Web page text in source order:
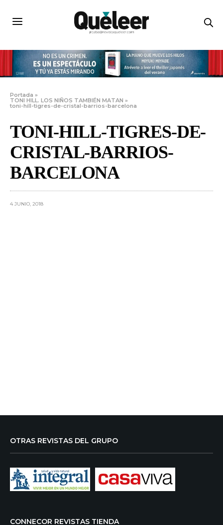
Portada »
TONI HILL. LOS NIÑOS TAMBIÉN MATAN »
toni-hill-tigres-de-cristal-barrios-barcelona
TONI-HILL-TIGRES-DE-
CRISTAL-BARRIOS-
BARCELONA
4 JUNIO, 2018
OTRAS REVISTAS DEL GRUPO
CONNECOR REVISTAS TIENDA